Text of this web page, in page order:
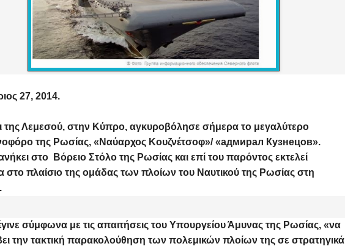
27, 2014.
της Λεμεσού, στην Κύπρο, αγκυροβόλησε σήμερα το μεγαλύτερο
της Ρωσίας, « Ναύαρχος Κουζνέτσοφ»/ «адмирал Кузнецов».
στο Βόρειο Στόλο της Ρωσίας και επί του παρόντος εκτελεί
στο πλαίσιο της ομάδας των πλοίων του Ναυτικού της Ρωσίας στη
σύμφωνα με τις απαιτήσεις του Υπουργείου Άμυνας της Ρωσίας, «να
την τακτική παρακολούθηση των πολεμικών πλοίων της σε στρατηγικά